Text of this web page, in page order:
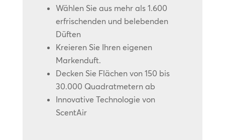
Wählen Sie aus mehr als 1.600
erfrischenden und belebenden
Düften
Kreieren Sie Ihren eigenen
Markenduft.
Decken Sie Flächen von 150 bis
30.000 Quadratmetern ab
Innovative Technologie von
ScentAir